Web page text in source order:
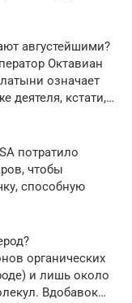
августейшими?
Октавиан
означает
деятеля, кстати,…
потратило
чтобы
способную
органических
и лишь около
Вдобавок…